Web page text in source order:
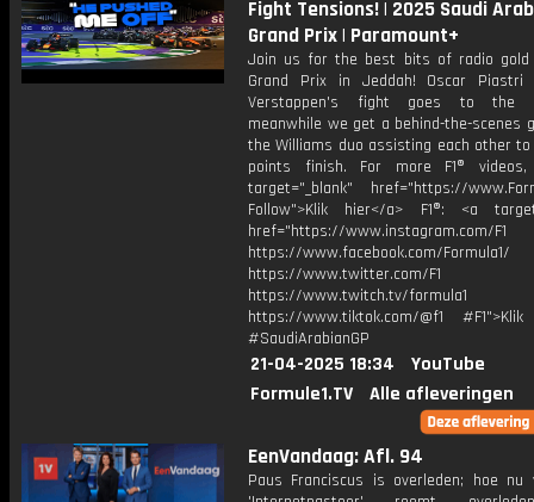
Fight Tensions! | 2025 Saudi
Grand Prix | Paramount+
Join us for the best bits of radio
Grand Prix in Jeddah! Oscar Piastri
Verstappen's fight goes to the
meanwhile we get a behind-the-scenes
the Williams duo assisting each other to
points finish. For more F1®
target="_blank" href="https://
Follow">Klik hier</a> F1®: <a
href="https://www.instagram.com/F1
https://www.facebook.com/Formula1/
https://www.twitter.com/F1
https://www.twitch.tv/formula1
https://www.tiktok.com/@f1
#SaudiArabianGP
21-04-2025 18:34
YouTube
Formule1.TV
Alle afleveringen
EenVandaag: Afl. 94
Paus Franciscus is overleden; hoe nu